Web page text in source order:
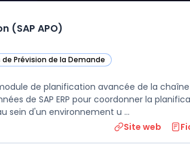
(SAP APO)
cette catégorie
de Prévision de la Demande
Planning and Optimization (SAP APO)
cette catégorie
de planification avancée de la
de SAP ERP pour coordonner la
sein d'un environnement u ...
Site web